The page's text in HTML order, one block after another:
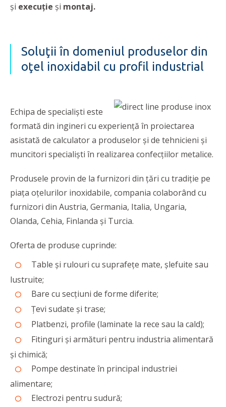
și execuţie şi montaj.
Soluţii în domeniul produselor din
oţel inoxidabil cu profil industrial
Echipa de specialiști este
formată din ingineri cu experiență în proiectarea
asistată de calculator a produselor și de tehnicieni și
muncitori specialiști în realizarea confecțiilor metalice.
Produsele provin de la furnizori din ţări cu tradiţie pe
piaţa oţelurilor inoxidabile, compania colaborând cu
furnizori din Austria, Germania, Italia, Ungaria,
Olanda, Cehia, Finlanda şi Turcia.
Oferta de produse cuprinde:
Table şi rulouri cu suprafeţe mate, şlefuite sau
lustruite;
Bare cu secțiuni de forme diferite;
Ţevi sudate și trase;
Platbenzi, profile (laminate la rece sau la cald);
Fitinguri și armături pentru industria alimentară
și chimică;
Pompe destinate în principal industriei
alimentare;
Electrozi pentru sudură;